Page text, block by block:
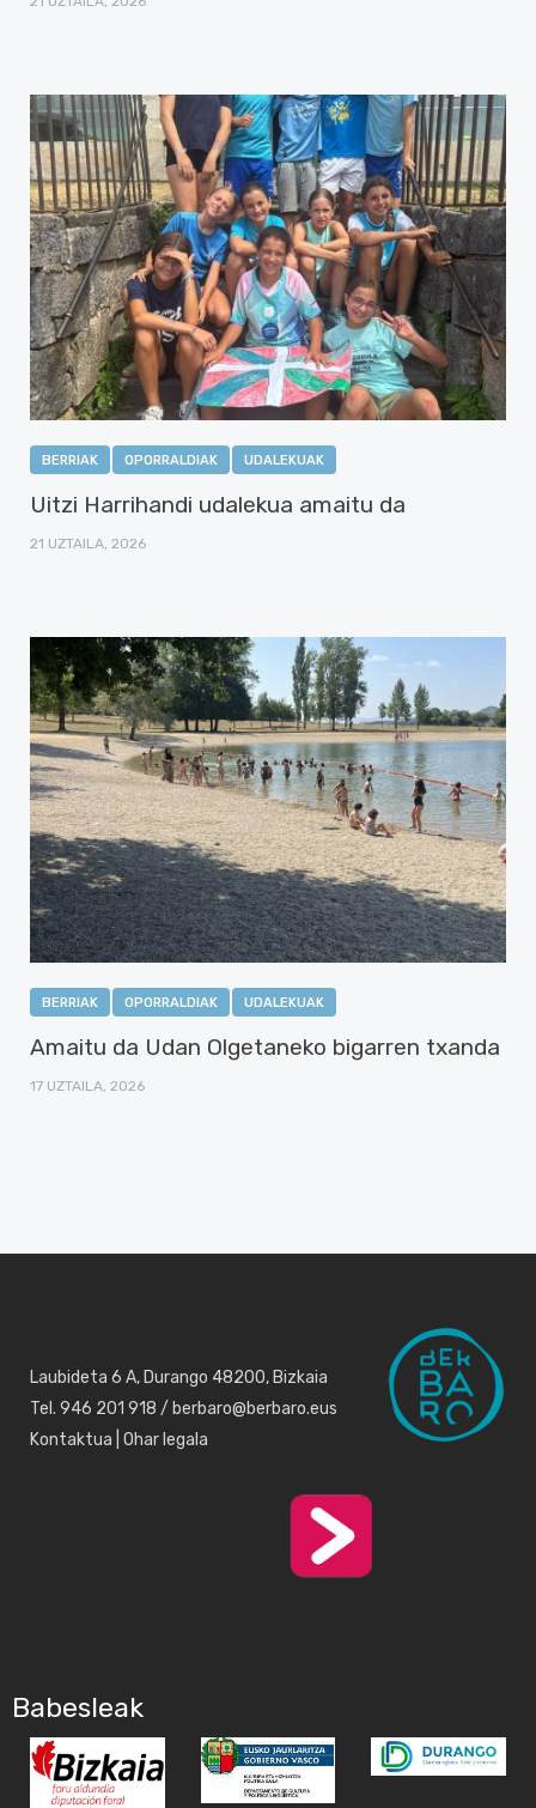
BERRIAK OPORRALDIAK UDALEKUAK
Uitzi Harrihandi udalekua amaitu da
21 UZTAILA, 2026
BERRIAK OPORRALDIAK UDALEKUAK
Amaitu da Udan Olgetaneko bigarren txanda
17 UZTAILA, 2026
Laubideta 6 A, Durango 48200, Bizkaia
Tel. 946 201 918 / berbaro@berbaro.eus
Kontaktua Ohar legala
Babesleak